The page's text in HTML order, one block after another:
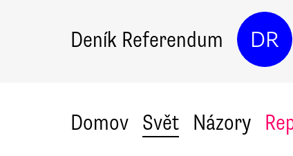
Deník Referendum DR
Domov Svět Názory